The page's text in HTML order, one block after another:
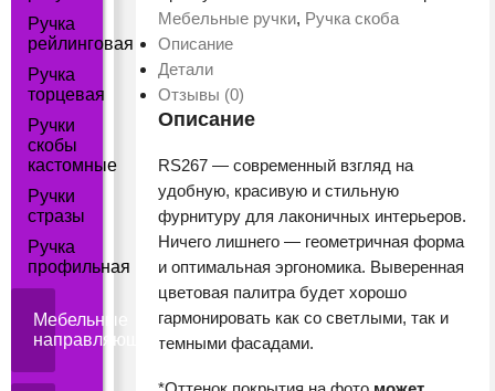
Ручка
рейлинговая
Ручка
торцевая
Ручки
скобы
кастомные
Ручки
стразы
Ручка
профильная
Мебельные
направляющие
RS267CP/BL.4
RS285BL
(CP
-
Хром
BL
-
Матовый
чёрный)
Мебельные ручки, Ручка скоба
Описание
Детали
Отзывы (0)
Описание
RS267 — современный взгляд на
удобную, красивую и стильную
фурнитуру для лаконичных интерьеров.
Ничего лишнего — геометричная форма
и оптимальная эргономика. Выверенная
цветовая палитра будет хорошо
гармонировать как со светлыми, так и
темными фасадами.